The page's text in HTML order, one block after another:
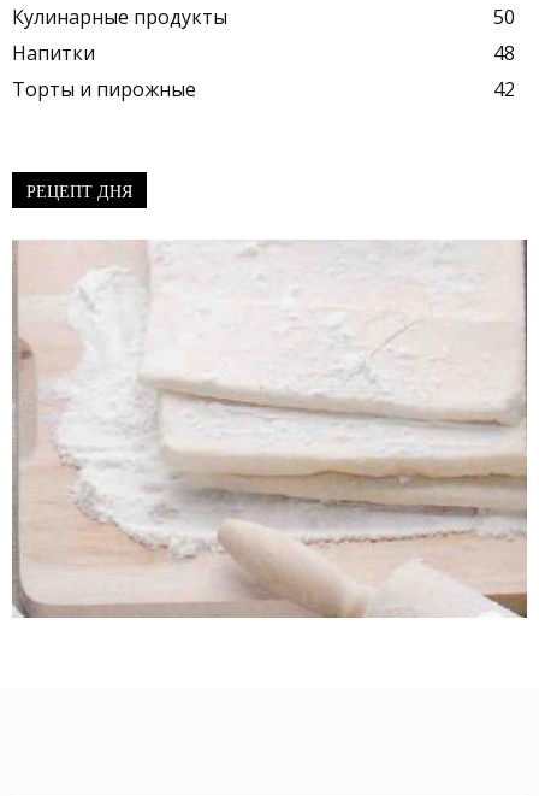
Кулинарные продукты
50
Напитки
48
Торты и пирожные
42
РЕЦЕПТ ДНЯ